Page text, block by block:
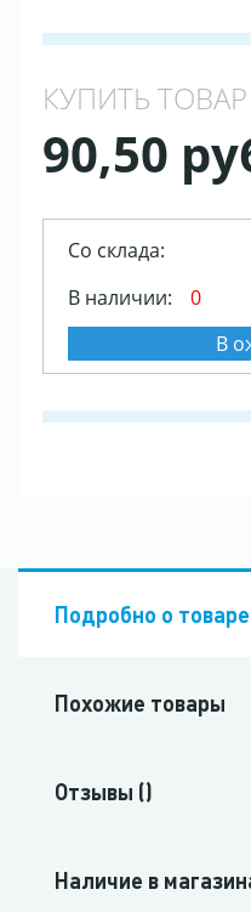
КУПИТЬ ТОВАР
90,50
Со склада:
В наличии:
0
В
Подробно о товаре
Похожие товары
Отзывы ()
Наличие в